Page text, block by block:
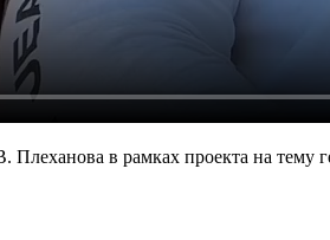
в рамках проекта на тему